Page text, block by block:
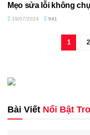
Mẹo sửa lỗi không
19/07/2024 941
1 2
Bài Viết Nổi Bật